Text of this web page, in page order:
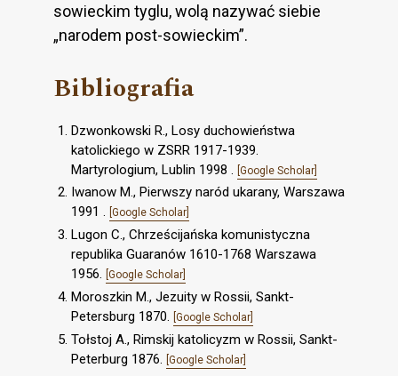
sowieckim tyglu, wolą nazywać siebie
„narodem post-sowieckim”.
Bibliografia
Dzwonkowski R., Losy duchowieństwa
katolickiego w ZSRR 1917-1939.
Martyrologium, Lublin 1998 .
[Google Scholar]
Iwanow M., Pierwszy naród ukarany, Warszawa
1991 . [Google Scholar]
Lugon C., Chrześcijańska komunistyczna
republika Guaranów 1610-1768 Warszawa
1956. [Google Scholar]
Moroszkin M., Jezuity w Rossii, Sankt-
Petersburg 1870. [Google Scholar]
Tołstoj A., Rimskij katolicyzm w Rossii, Sankt-
Peterburg 1876.
[Google Scholar]